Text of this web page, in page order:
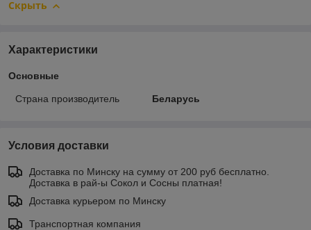
Скрыть
Характеристики
Основные
Страна производитель Беларусь
Условия доставки
Доставка по Минску на сумму от 200 руб бесплатно.
Доставка в рай-ы Сокол и Сосны платная!
Доставка курьером по Минску
Транспортная компания